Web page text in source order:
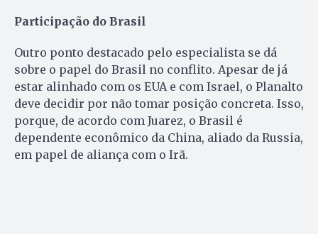
Participação do Brasil
Outro ponto destacado pelo especialista se dá
sobre o papel do Brasil no conflito. Apesar de já
estar alinhado com os EUA e com Israel, o Planalto
deve decidir por não tomar posição concreta. Isso,
porque, de acordo com Juarez, o Brasil é
dependente econômico da China, aliado da Russia,
em papel de aliança com o Irã.